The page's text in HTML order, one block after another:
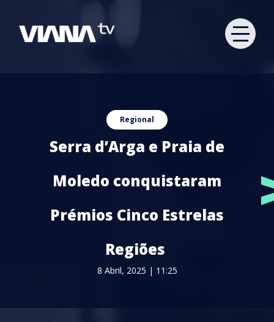
Regional
Serra d’Arga e Praia de
Moledo conquistaram
Prémios Cinco Estrelas
Regiões
8 Abril, 2025 | 11:25